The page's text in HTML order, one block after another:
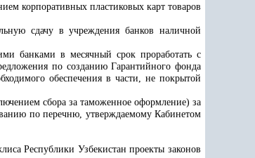
корпоративных пластиковых карт товаров
сдачу в учреждения банков наличной
банками в месячный срок проработать с
по созданию Гарантийного фонда
обеспечения в части, не покрытой
сбора за таможенное оформление) за
по перечню, утверждаемому Кабинетом
Республики Узбекистан проекты законов